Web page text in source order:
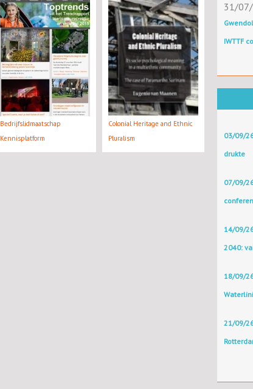
Bedrijfslidmaatschap
Kennisplatform
Colonial Heritage and Ethnic
Pluralism
31/
IWTTF
03/09/
drukte
07/09/
14/09/
2040:
18/09/
21/09/